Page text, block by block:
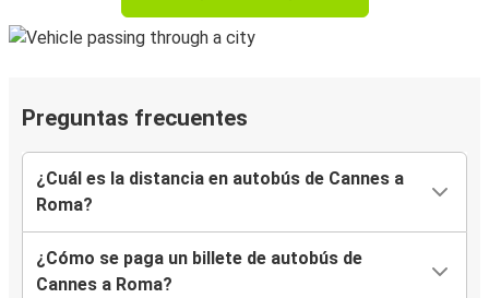
Preguntas frecuentes
¿Cuál es la distancia en autobús de Cannes a
Roma?
¿Cómo se paga un billete de autobús de
Cannes a Roma?